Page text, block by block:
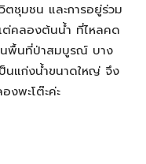
ตชุมชน และการอยู่ร่วม
ต่คลองต้นน้ำ ที่ไหลคด
นพื้นที่ป่าสมบูรณ์ บาง
นแก่งน้ำขนาดใหญ่ จึง
งพะโต๊ะค่ะ